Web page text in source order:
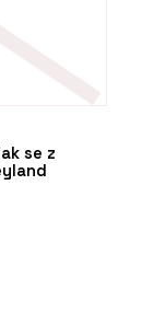
se z